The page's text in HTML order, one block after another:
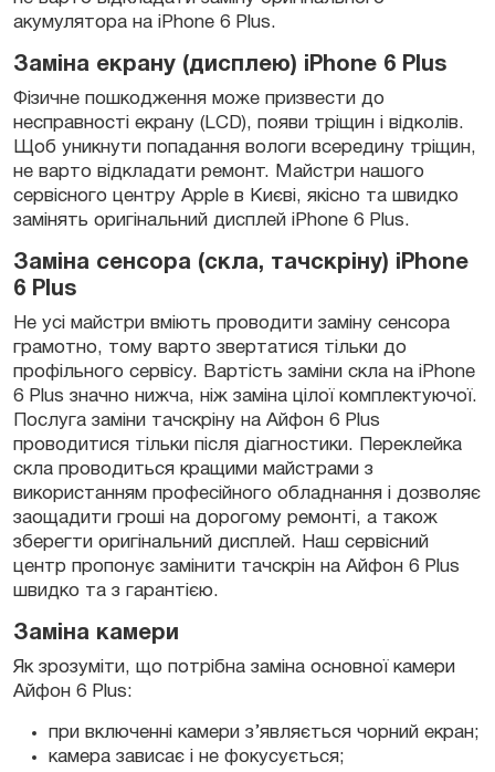
акумулятора на iPhone 6 Plus.
Заміна екрану (дисплею) iPhone 6 Plus
Фізичне пошкодження може призвести до
несправності екрану (LCD), появи тріщин і відколів.
Щоб уникнути попадання вологи всередину тріщин,
не варто відкладати ремонт. Майстри нашого
сервісного центру Apple в Києві, якісно та швидко
замінять оригінальний дисплей iPhone 6 Plus.
Заміна сенсора (скла, тачскріну) iPhone
6 Plus
Не усі майстри вміють проводити заміну сенсора
грамотно, тому варто звертатися тільки до
профільного сервісу. Вартість заміни скла на iPhone
6 Plus значно нижча, ніж заміна цілої комплектуючої.
Послуга заміни тачскріну на Айфон 6 Plus
проводитися тільки після діагностики. Переклейка
скла проводиться кращими майстрами з
використанням професійного обладнання і дозволяє
заощадити гроші на дорогому ремонті, а також
зберегти оригінальний дисплей. Наш сервісний
центр пропонує замінити тачскрін на Айфон 6 Plus
швидко та з гарантією.
Заміна камери
Як зрозуміти, що потрібна заміна основної камери
Айфон 6 Plus:
при включенні камери з’являється чорний екран;
камера зависає і не фокусується;